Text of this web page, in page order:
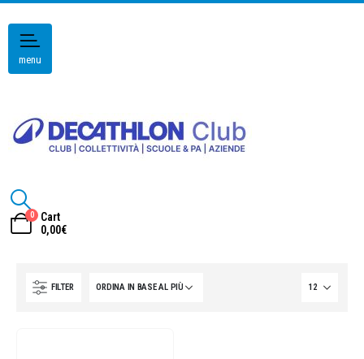
menu
0
Cart
0,00€
FILTER